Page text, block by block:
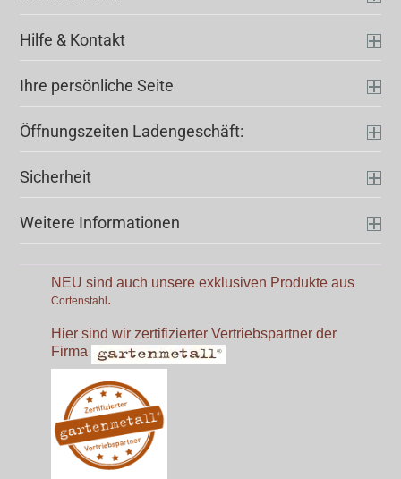
Hilfe & Kontakt
Ihre persönliche Seite
Öffnungszeiten Ladengeschäft:
Sicherheit
Weitere Informationen
NEU sind auch unsere exklusiven Produkte aus
Cortenstahl.
Hier sind wir zertifizierter Vertriebspartner der
Firma